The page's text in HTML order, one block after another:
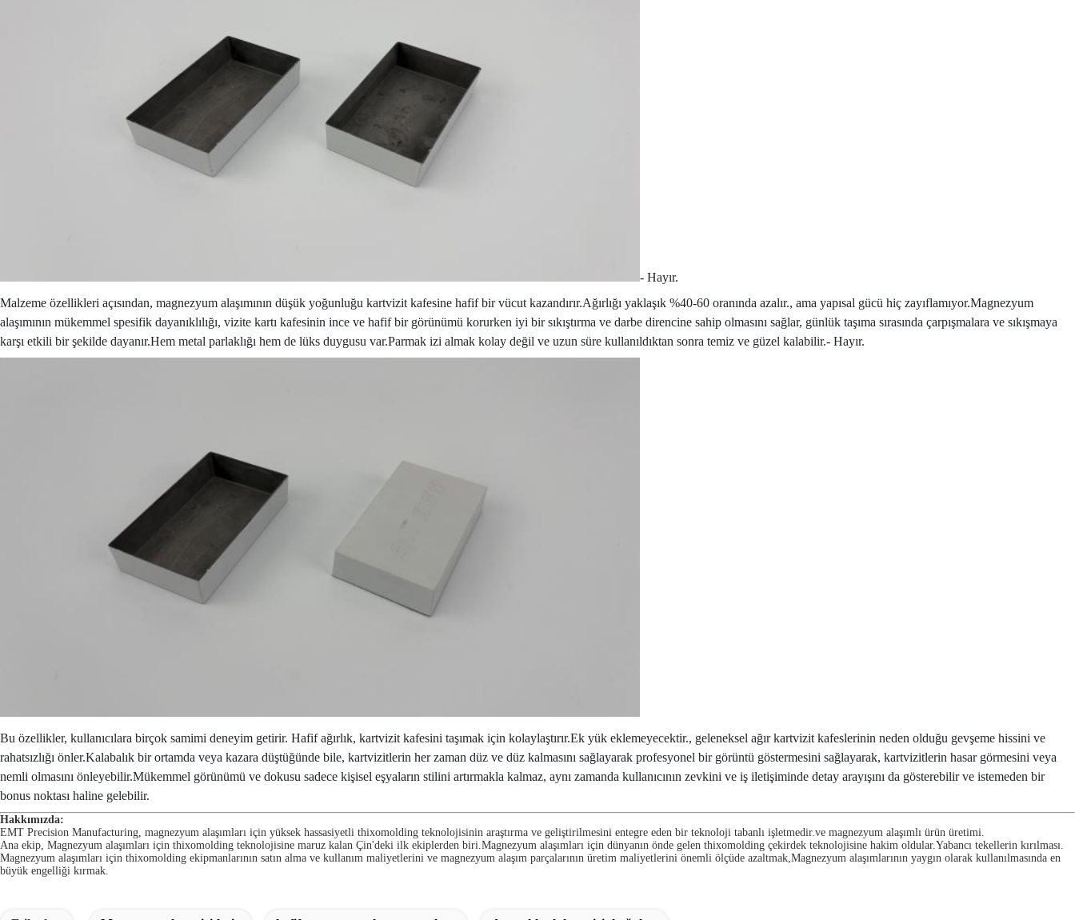
- Hayır.
Malzeme özellikleri açısından, magnezyum alaşımının düşük yoğunluğu kartvizit kafesine hafif bir vücut kazandırır.Ağırlığı yaklaşık %40-60 oranında azalır., ama yapısal gücü hiç zayıflamıyor.Magnezyum
alaşımının mükemmel spesifik dayanıklılığı, vizite kartı kafesinin ince ve hafif bir görünümü korurken iyi bir sıkıştırma ve darbe direncine sahip olmasını sağlar, günlük taşıma sırasında çarpışmalara ve sıkışmaya
karşı etkili bir şekilde dayanır.Hem metal parlaklığı hem de lüks duygusu var.Parmak izi almak kolay değil ve uzun süre kullanıldıktan sonra temiz ve güzel kalabilir.- Hayır.
Bu özellikler, kullanıcılara birçok samimi deneyim getirir. Hafif ağırlık, kartvizit kafesini taşımak için kolaylaştırır.Ek yük eklemeyecektir., geleneksel ağır kartvizit kafeslerinin neden olduğu gevşeme hissini ve
rahatsızlığı önler.Kalabalık bir ortamda veya kazara düştüğünde bile, kartvizitlerin her zaman düz ve düz kalmasını sağlayarak profesyonel bir görüntü göstermesini sağlayarak, kartvizitlerin hasar görmesini veya
nemli olmasını önleyebilir.Mükemmel görünümü ve dokusu sadece kişisel eşyaların stilini artırmakla kalmaz, aynı zamanda kullanıcının zevkini ve iş iletişiminde detay arayışını da gösterebilir ve istemeden bir
bonus noktası haline gelebilir.
Hakkımızda:
EMT Precision Manufacturing, magnezyum alaşımları için yüksek hassasiyetli thixomolding teknolojisinin araştırma ve geliştirilmesini entegre eden bir teknoloji tabanlı işletmedir.ve magnezyum alaşımlı ürün üretimi.
Ana ekip, Magnezyum alaşımları için thixomolding teknolojisine maruz kalan Çin'deki ilk ekiplerden biri.Magnezyum alaşımları için dünyanın önde gelen thixomolding çekirdek teknolojisine hakim oldular.Yabancı tekellerin kırılması.
Magnezyum alaşımları için thixomolding ekipmanlarının satın alma ve kullanım maliyetlerini ve magnezyum alaşım parçalarının üretim maliyetlerini önemli ölçüde azaltmak,Magnezyum alaşımlarının yaygın olarak kullanılmasında en
büyük engelliği kırmak.